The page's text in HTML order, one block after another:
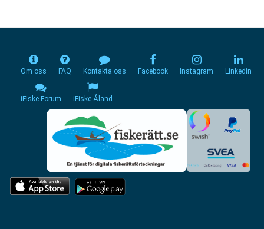
Om oss FAQ Kontakta oss Facebook Instagram Linkedin
iFiske Forum iFiske Åland